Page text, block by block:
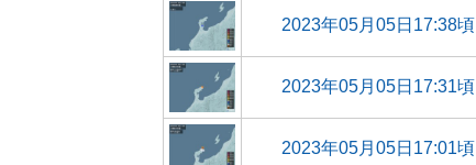
2023年05月05日17:38頃
2023年05月05日17:31頃
2023年05月05日17:01頃